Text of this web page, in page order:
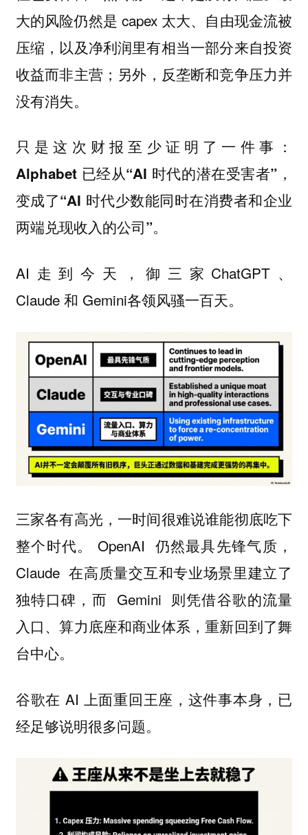
大的风险仍然是 capex 太大、自由现金流被
压缩，以及净利润里有相当一部分来自投资
收益而非主营；另外，反垄断和竞争压力并
没有消失。
只是这次财报至少证明了一件事：
Alphabet 已经从“AI 时代的潜在受害者”，
变成了“AI 时代少数能同时在消费者和企业
两端兑现收入的公司”。
AI走到今天，御三家ChatGPT、
Claude 和 Gemini各领风骚一百天。
三家各有高光，一时间很难说谁能彻底吃下
整个时代。 OpenAI 仍然最具先锋气质，
Claude 在高质量交互和专业场景里建立了
独特口碑，而 Gemini 则凭借谷歌的流量
入口、算力底座和商业体系，重新回到了舞
台中心。
谷歌在 AI 上面重回王座，这件事本身，已
经足够说明很多问题。